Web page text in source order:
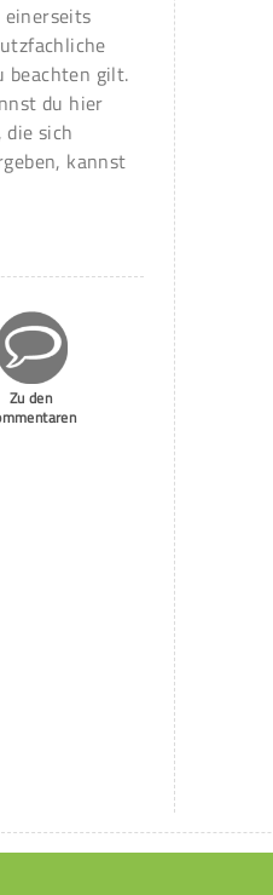
einerseits
beachten gilt.
du hier
sich
kannst
Zu den